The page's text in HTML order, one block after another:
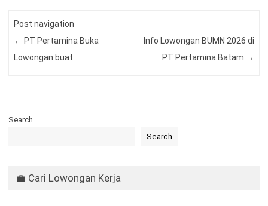
Post navigation
← PT Pertamina Buka
Lowongan buat
Info Lowongan BUMN 2026 di
PT Pertamina Batam →
Search
Search
💼 Cari Lowongan Kerja